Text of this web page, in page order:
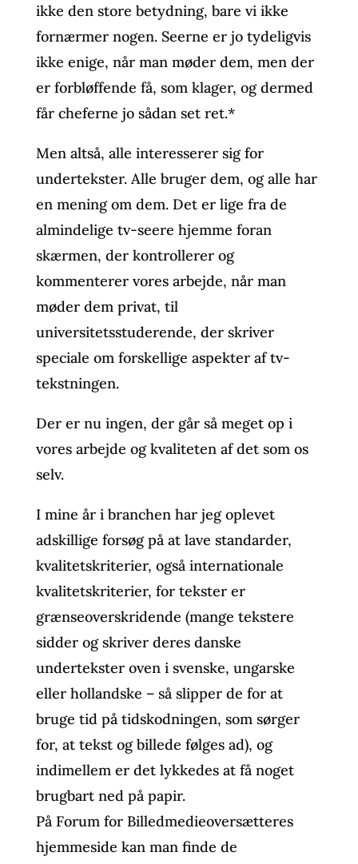
ikke den store betydning, bare vi ikke
fornærmer nogen. Seerne er jo tydeligvis
ikke enige, når man møder dem, men der
er forbløffende få, som klager, og dermed
får cheferne jo sådan set ret.*
Men altså, alle interesserer sig for
undertekster. Alle bruger dem, og alle har
en mening om dem. Det er lige fra de
almindelige tv-seere hjemme foran
skærmen, der kontrollerer og
kommenterer vores arbejde, når man
møder dem privat, til
universitetsstuderende, der skriver
speciale om forskellige aspekter af tv-
tekstningen.
Der er nu ingen, der går så meget op i
vores arbejde og kvaliteten af det som os
selv.
I mine år i branchen har jeg oplevet
adskillige forsøg på at lave standarder,
kvalitetskriterier, også internationale
kvalitetskriterier, for tekster er
grænseoverskridende (mange tekstere
sidder og skriver deres danske
undertekster oven i svenske, ungarske
eller hollandske – så slipper de for at
bruge tid på tidskodningen, som sørger
for, at tekst og billede følges ad), og
indimellem er det lykkedes at få noget
brugbart ned på papir.
På Forum for Billedmedieoversætteres
hjemmeside kan man finde de